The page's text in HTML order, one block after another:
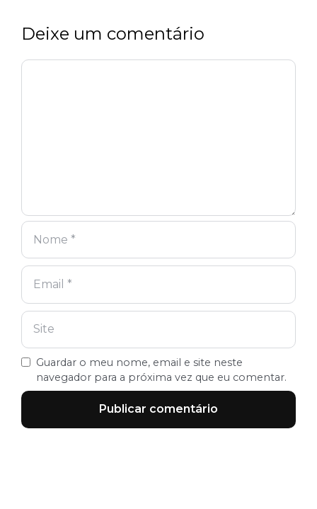
Deixe um comentário
Comentário
Nome
Email
Site
Guardar o meu nome, email e site neste
navegador para a próxima vez que eu comentar.